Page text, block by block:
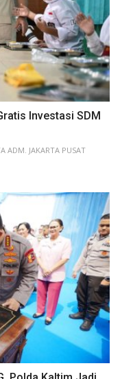
Investasi SDM
ADM. JAKARTA PUSAT